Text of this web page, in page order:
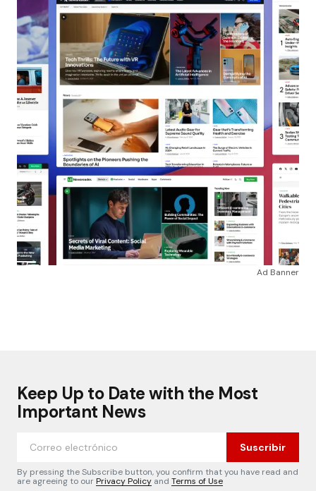
Ad Banner
Keep Up to Date with the Most
Important News
Suscribir
By pressing the Subscribe button, you confirm that you have read and
are agreeing to ourPrivacy Policy and Terms of Use